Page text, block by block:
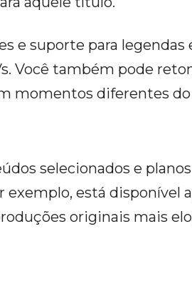
e suporte para legendas
Você também pode
momentos diferentes do
selecionados e
está disponível
originais mais